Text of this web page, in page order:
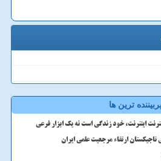
ترین ها
اینترنت، خود زندگی است نه یک ابزار فرعی
ارتقاء مرجعیت علمی ایران